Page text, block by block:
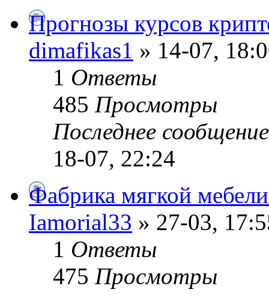
Прогнозы курсов
dimafikas1 » 14-07,
1 Ответы
485 Просмотры
Последнее
18-07, 22:24
Фабрика мягкой
Iamorial33 » 27-03,
1 Ответы
475 Просмотры